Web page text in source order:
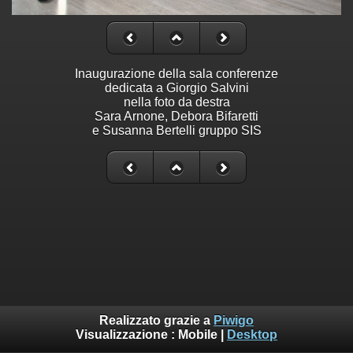
Inaugurazione della sala conferenze
dedicata a Giorgio Salvini
nella foto da destra
Sara Arnone, Debora Bifaretti
e Susanna Bertelli gruppo SIS
Realizzato grazie a Piwigo
Visualizzazione : Mobile Desktop